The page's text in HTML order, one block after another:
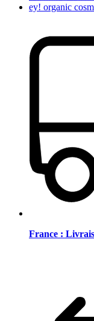
ey! organic
France :